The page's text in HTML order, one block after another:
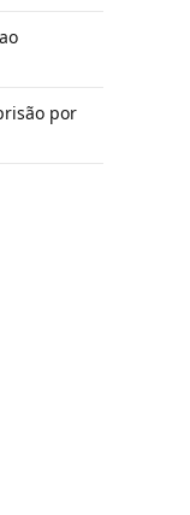
por